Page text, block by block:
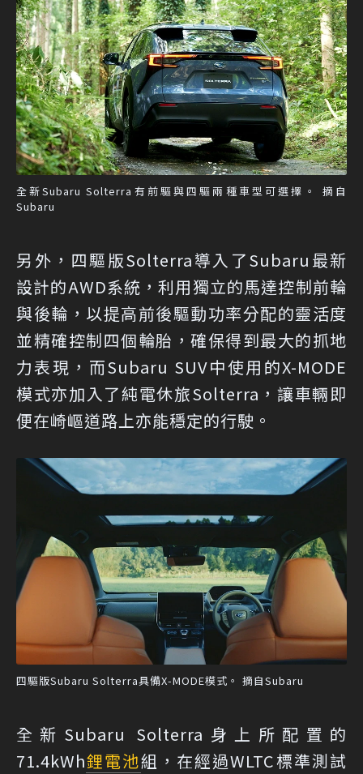
全新Subaru Solterra有前驅與四驅兩種車型可選擇。 摘自
Subaru
另外，四驅版Solterra導入了Subaru最新
設計的AWD系統，利用獨立的馬達控制前輪
與後輪，以提高前後驅動功率分配的靈活度
並精確控制四個輪胎，確保得到最大的抓地
力表現，而Subaru SUV中使用的X-MODE
模式亦加入了純電休旅Solterra，讓車輛即
便在崎嶇道路上亦能穩定的行駛。
四驅版Subaru Solterra具備X-MODE模式。 摘自Subaru
全新Subaru Solterra身上所配置的
71.4kWh鋰電池組，在經過WLTC標準測試